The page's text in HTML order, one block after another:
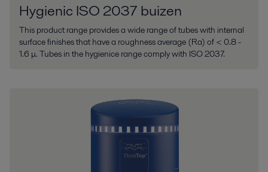
Hygienic ISO 2037 buizen
This product range provides a wide range of tubes with internal
surface finishes that have a roughness average (Ra) of < 0.8 -
1.6 μ. Tubes in the hygienice range comply with ISO 2037.